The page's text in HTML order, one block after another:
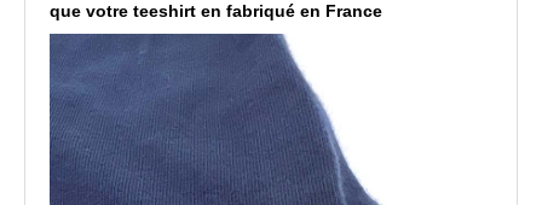
que votre teeshirt en fabriqué en France